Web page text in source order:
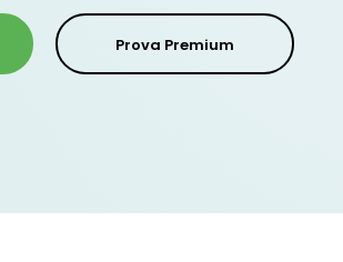
Prova Premium